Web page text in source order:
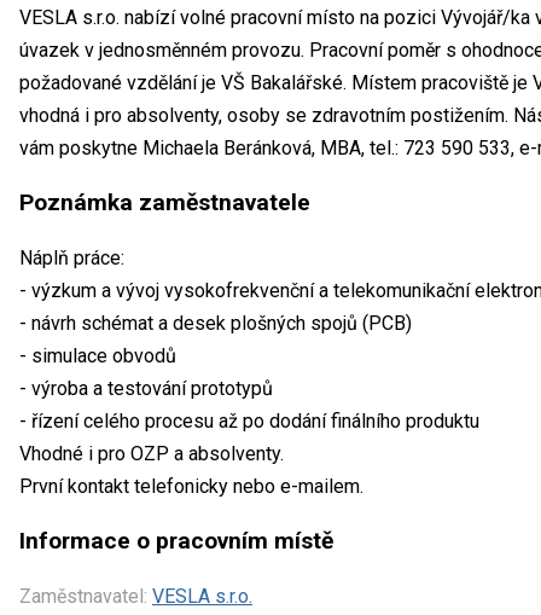
VESLA s.r.o. nabízí volné pracovní místo na pozici Vývojář/
úvazek v jednosměnném provozu. Pracovní poměr s
požadované vzdělání je VŠ Bakalářské. Místem pracoviště je
vhodná i pro absolventy, osoby se zdravotním postižením.
vám poskytne Michaela Beránková, MBA, tel.: 723 590 533,
Poznámka zaměstnavatele
Náplň práce:
- výzkum a vývoj vysokofrekvenční a telekomunikační
- návrh schémat a desek plošných spojů (PCB)
- simulace obvodů
- výroba a testování prototypů
- řízení celého procesu až po dodání finálního produktu
Vhodné i pro OZP a absolventy.
První kontakt telefonicky nebo e-mailem.
Informace o pracovním místě
Zaměstnavatel: VESLA s.r.o.